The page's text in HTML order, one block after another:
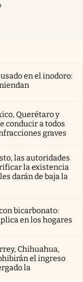
en el inodoro:
Querétaro y
conducir a todos
graves
las autoridades
la existencia
darán de baja la
bicarbonato:
en los hogares
Chihuahua,
el ingreso
la